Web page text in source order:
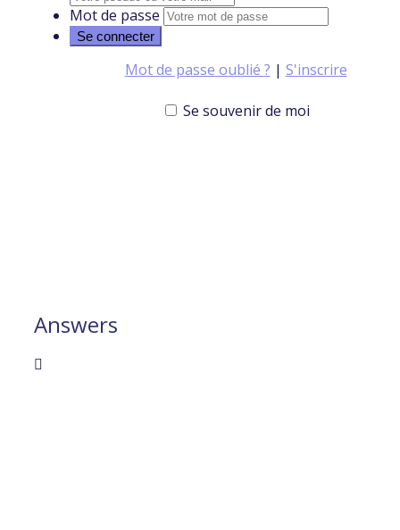
Mot de passe
Mot de passe oublié ? | S'inscrire
Se souvenir de moi
Answers